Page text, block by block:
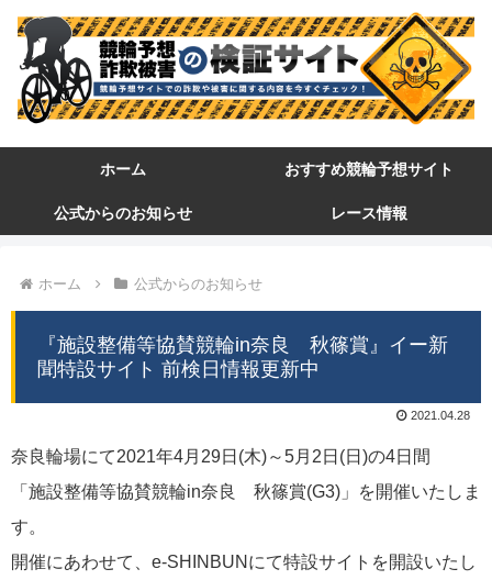
ホーム おすすめ競輪予想サイト
公式からのお知らせ レース情報
ホーム 公式からのお知らせ
『施設整備等協賛競輪in奈良 秋篠賞』イー新
聞特設サイト 前検日情報更新中
2021.04.28
奈良輪場にて2021年4月29日(木)～5月2日(日)の4日間
「施設整備等協賛競輪in奈良 秋篠賞(G3)」を開催いたしま
す。
開催にあわせて、e-SHINBUNにて特設サイトを開設いたし